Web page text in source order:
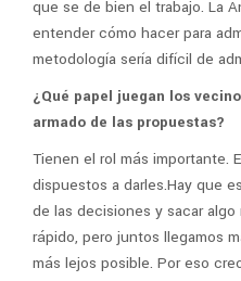
que se de bien el trabajo. La
entender cómo hacer para
metodología sería difícil de
¿Qué papel juegan los
armado de las propuestas?
Tienen el rol más importante.
dispuestos a darles.Hay que
de las decisiones y sacar algo
rápido, pero juntos llegamos
más lejos posible. Por eso